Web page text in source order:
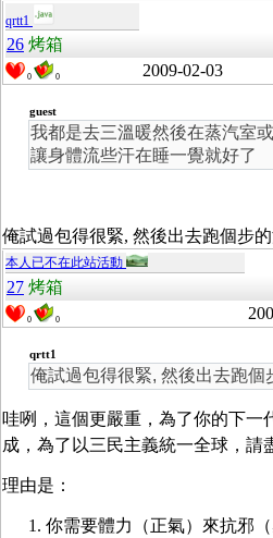
qrtt1
26 烤箱
0 0 2009-02-03
guest
我都是去三溫暖然後在蒸汽室
讓身體流些汗在睡一覺就好了
俺試過包得很緊, 然後出去跑個步
本人已不在此站活動
27 烤箱
0 0
qrtt1
俺試過包得很緊, 然後出去跑個
哇咧，這個更嚴重，為了你的下一
成，為了以三民主義統一全球，請
理由是：
你需要體力（正氣）來抗邪